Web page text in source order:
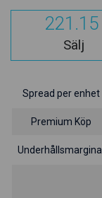
221.15
Sälj
Spread per enhet
Premium Köp
Underhållsmarginal